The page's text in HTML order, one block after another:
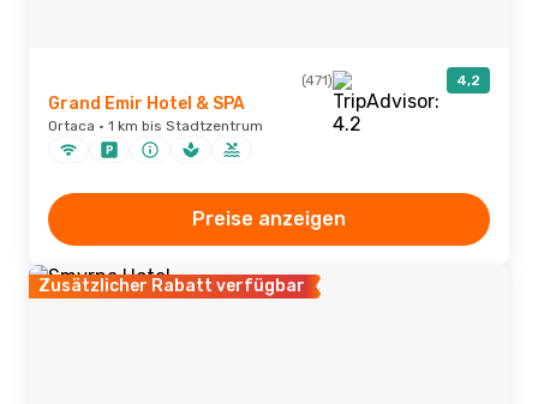
(471) 4,2
Grand Emir Hotel & SPA
Ortaca · 1 km bis Stadtzentrum
Preise anzeigen
Zusätzlicher Rabatt verfügbar